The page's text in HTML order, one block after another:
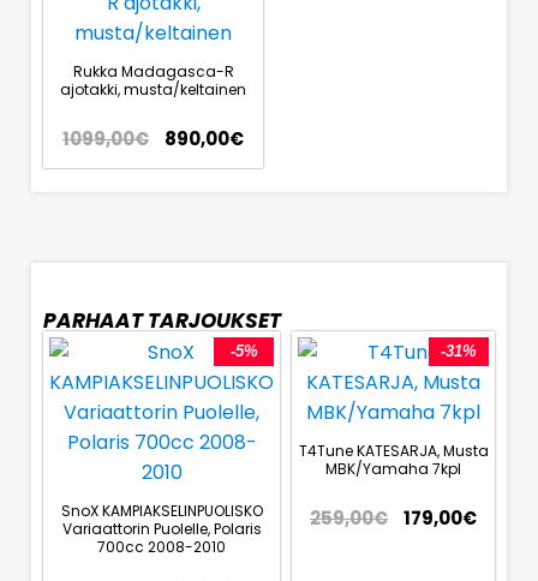
Rukka Madagasca-R
ajotakki, musta/keltainen
1099,00€ 890,00€
PARHAAT TARJOUKSET
-5%
SnoX KAMPIAKSELINPUOLISKO
Variaattorin Puolelle, Polaris
700cc 2008-2010
-31%
T4Tune KATESARJA, Musta
MBK/Yamaha 7kpl
259,00€ 179,00€